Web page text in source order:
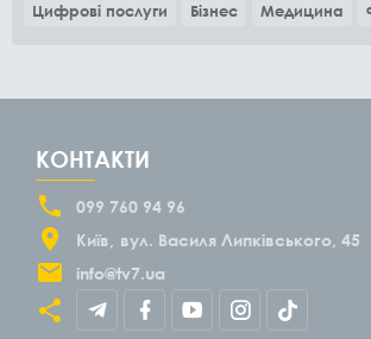
Цифрові послуги
Бізнес Медицина
КОНТАКТИ
099 760 94 96
Київ
вул. Василя Липківського, 45
info@tv7.ua